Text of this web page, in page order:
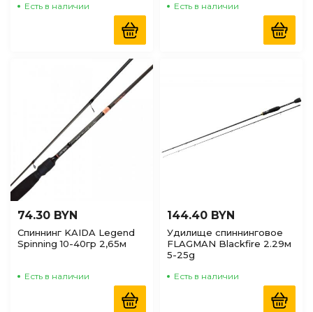
Есть в наличии Есть в наличии
74.30 BYN
Спиннинг KAIDA Legend
Spinning 10-40гр 2,65м
Есть в наличии
144.40 BYN
Удилище спиннинговое
FLAGMAN Blackfire 2.29м
5-25g
Есть в наличии